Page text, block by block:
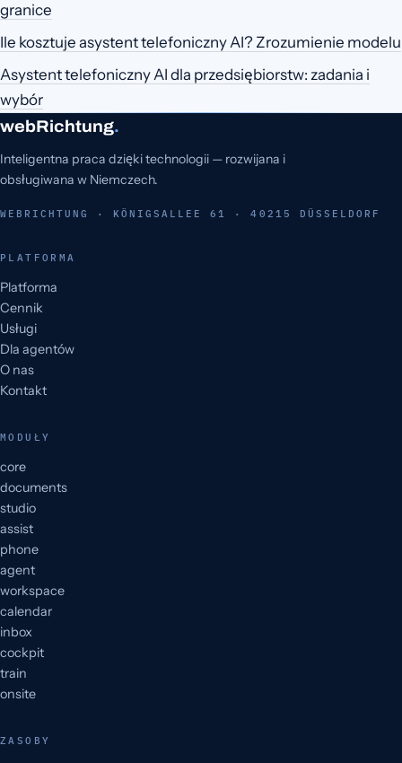
granice
Ile kosztuje asystent telefoniczny AI? Zrozumienie modelu
Asystent telefoniczny AI dla przedsiębiorstw: zadania i
wybór
webRichtung.
Inteligentna praca dzięki technologii — rozwijana i
obsługiwana w Niemczech.
WEBRICHTUNG · KÖNIGSALLEE 61 · 40215 DÜSSELDORF
PLATFORMA
Platforma
Cennik
Usługi
Dla agentów
O nas
Kontakt
MODUŁY
core
documents
studio
assist
phone
agent
workspace
calendar
inbox
cockpit
train
onsite
ZASOBY